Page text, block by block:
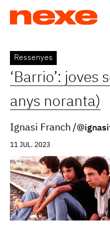
Back
to
top
Ressenyes
‘Barrio’: joves
anys noranta)
Ignasi Franch
11 JUL. 2023